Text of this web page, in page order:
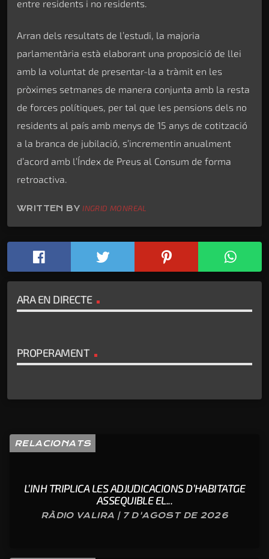
entre residents i no residents.
Arran dels resultats de l’estudi, la majoria
parlamentària està elaborant una proposició de llei
amb la voluntat de presentar-la a tràmit en les
pròximes setmanes de manera conjunta amb la resta
de forces polítiques, per tal que les pensions dels no
residents al país amb menys de 15 anys de cotització
a la branca de jubilació, s’incrementin anualment
d’acord amb l’Índex de Preus al Consum de forma
retroactiva.
WRITTEN BYINGRID MONREAL
ARA EN DIRECTE
PROPERAMENT
RELACIONATS
L’INH TRIPLICA LES ADJUDICACIONS D’HABITATGE
ASSEQUIBLE EL...
RÀDIO VALIRA | 7 D'AGOST DE 2026